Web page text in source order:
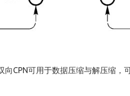
向CPN可用于数据压缩与解压缩